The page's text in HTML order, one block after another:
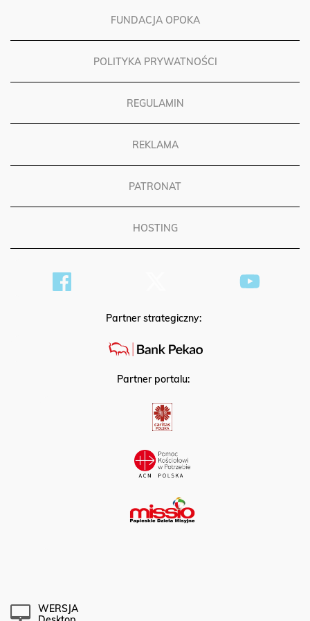
FUNDACJA OPOKA
POLITYKA PRYWATNOŚCI
REGULAMIN
REKLAMA
PATRONAT
HOSTING
Partner strategiczny:
Partner portalu:
WERSJA